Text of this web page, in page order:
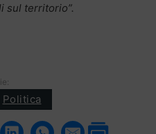
sul territorio”.
Politica